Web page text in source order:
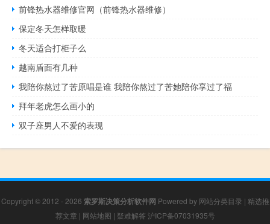
前锋热水器维修官网（前锋热水器维修）
保定冬天怎样取暖
冬天适合打柜子么
越南盾面有几种
我陪你熬过了苦原唱是谁 我陪你熬过了苦她陪你享过了福
拜年老虎怎么画小的
双子座男人不爱的表现
Copyright © 2012 - 2026 索罗斯决策分析软件网 Powered by 网站分类目录 | 精选推
荐文章 | 网站地图 | 疑难解答 沪ICP备07031935号